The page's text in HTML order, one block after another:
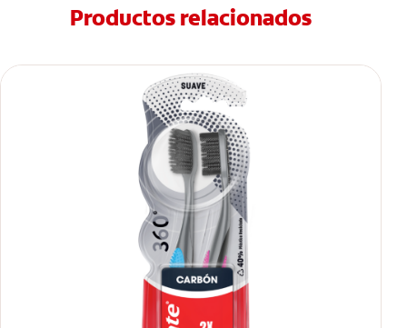
Productos relacionados